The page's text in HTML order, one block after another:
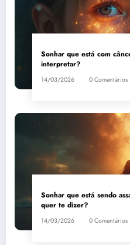
Sonhar que está com
interpretar?
14/03/2026 0 Comentários
Sonhar que está sendo
quer te dizer?
14/03/2026 0 Comentários